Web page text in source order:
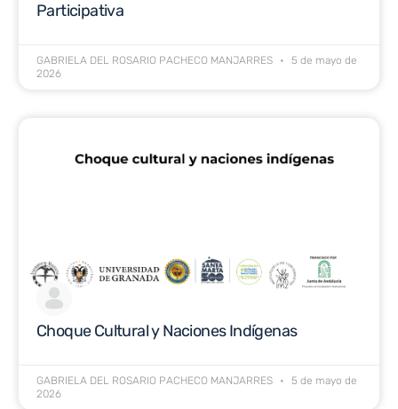
Participativa
GABRIELA DEL ROSARIO PACHECO MANJARRES
5 de mayo de
2026
Choque Cultural y Naciones Indígenas
GABRIELA DEL ROSARIO PACHECO MANJARRES
5 de mayo de
2026